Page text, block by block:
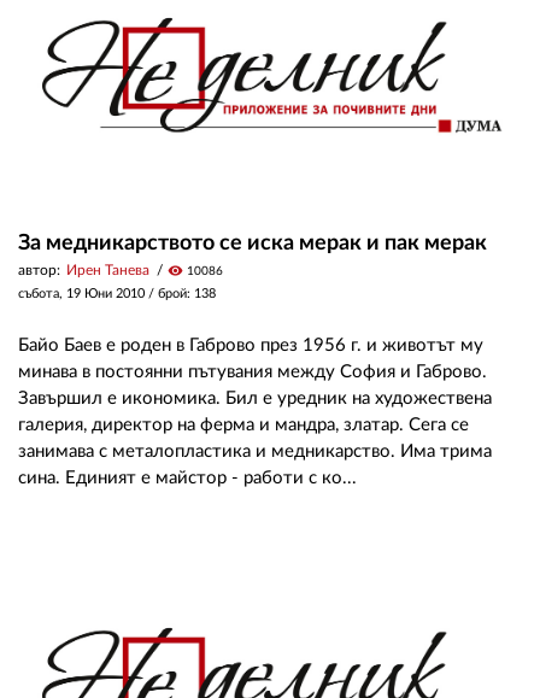
За медникарството се иска мерак и пак мерак
автор: Ирен Танева visibility 10086
събота, 19 Юни 2010 / брой: 138
Байо Баев е роден в Габрово през 1956 г. и животът му
минава в постоянни пътувания между София и Габрово.
Завършил е икономика. Бил е уредник на художествена
галерия, директор на ферма и мандра, златар. Сега се
занимава с металопластика и медникарство. Има трима
сина. Единият е майстор - работи с ко...